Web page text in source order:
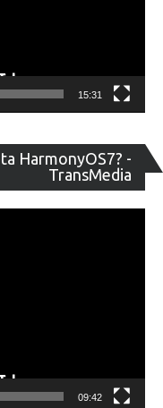
15:31
HarmonyOS7? -
TransMedia
de
09:42